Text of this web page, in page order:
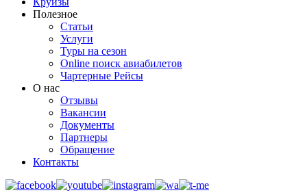
Полезное
Статьи
Услуги
Туры на сезон
Online поиск авиабилетов
Чартерные Рейсы
О нас
Отзывы
Вакансии
Документы
Партнеры
Обращение
Контакты